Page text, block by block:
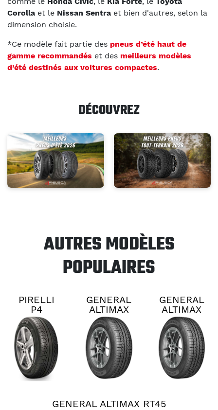
Corollaet le Nissan Sentraet bien d'autres, selon la
dimension choisie.
*Ce modèle fait partie des pneus d’été haut de
gamme recommandés et des meilleurs modèles
d’été destinés aux voitures compactes.
DÉCOUVREZ
AUTRES MODÈLES
POPULAIRES
PIRELLI
P4
PERSIST
AS PLUS
GENERAL
ALTIMAX
RT45
GENERAL
ALTIMAX
RT45
GENERAL ALTIMAX RT45